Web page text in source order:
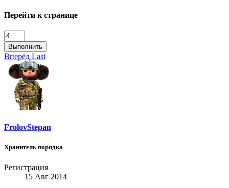
Перейти к странице
Выполнить
Вперёд Last
FrolovStepan
Хранитель порядка
Регистрация
15 Авг 2014